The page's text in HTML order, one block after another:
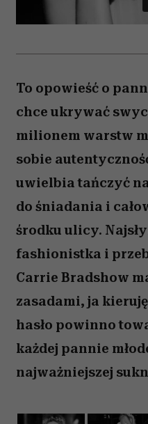
To opowieść o
chce ukrywać
milionem warstw
sobie
uwielbia tańczyć
do śniadania i
środku ulicy.
fashionistka i
Carrie Bradshow
zasadami, ja
hasło powinno
każdej pannie
najważniejszej